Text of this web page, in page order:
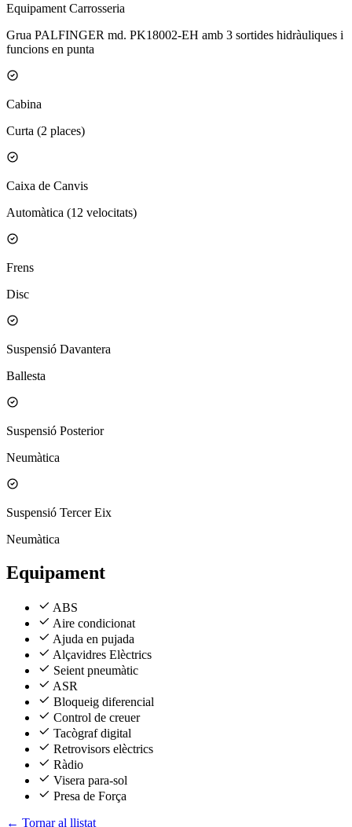
Equipament Carrosseria
Grua PALFINGER md. PK18002-EH amb 3 sortides hidràuliques i
funcions en punta
Cabina
Curta (2 places)
Caixa de Canvis
Automàtica (12 velocitats)
Frens
Disc
Suspensió Davantera
Ballesta
Suspensió Posterior
Neumàtica
Suspensió Tercer Eix
Neumàtica
Equipament
ABS
Aire condicionat
Ajuda en pujada
Alçavidres Elèctrics
Seient pneumàtic
ASR
Bloqueig diferencial
Control de creuer
Tacògraf digital
Retrovisors elèctrics
Ràdio
Visera para-sol
Presa de Força
← Tornar al llistat